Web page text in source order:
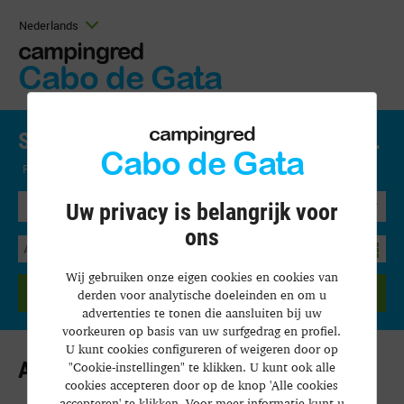
Nederlands
campingred
Cabo de Gata
Stel je vakantie samen op jouw manier.
Precios y disponibilidad
Bungalow
ZOEKEN
Aviso Legal
campingred
Cabo de Gata
Uw privacy is belangrijk voor
ons
Wij gebruiken onze eigen cookies en cookies van
derden voor analytische doeleinden en om u
advertenties te tonen die aansluiten bij uw
voorkeuren op basis van uw surfgedrag en profiel.
U kunt cookies configureren of weigeren door op
"Cookie-instellingen" te klikken. U kunt ook alle
cookies accepteren door op de knop 'Alle cookies